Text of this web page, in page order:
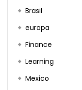
Brasil
europa
Finance
Learning
Mexico